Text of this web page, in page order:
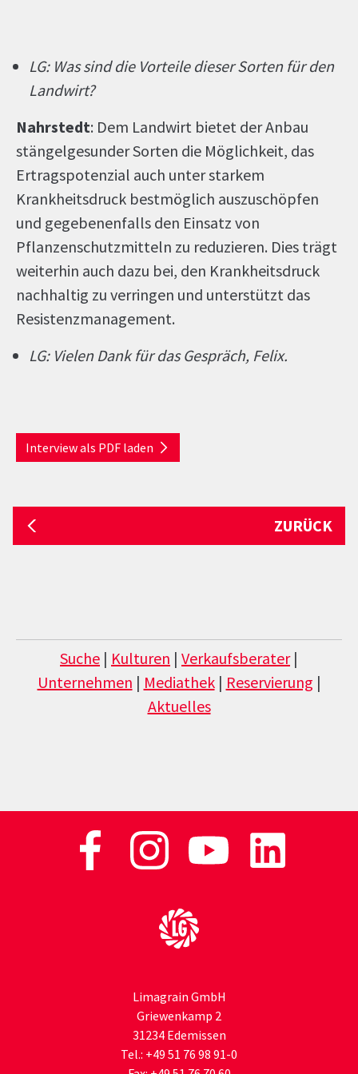
LG: Was sind die Vorteile dieser Sorten für den
Landwirt?
Nahrstedt: Dem Landwirt bietet der Anbau
stängelgesunder Sorten die Möglichkeit, das
Ertragspotenzial auch unter starkem
Krankheitsdruck bestmöglich auszuschöpfen
und gegebenenfalls den Einsatz von
Pflanzenschutzmitteln zu reduzieren. Dies trägt
weiterhin auch dazu bei, den Krankheitsdruck
nachhaltig zu verringen und unterstützt das
Resistenzmanagement.
LG: Vielen Dank für das Gespräch, Felix.
Interview als PDF laden
ZURÜCK
Suche | Kulturen | Verkaufsberater|
Unternehmen | Mediathek| Reservierung |
Aktuelles
Limagrain GmbH
Griewenkamp 2
31234 Edemissen
Tel.: +49 51 76 98 91-0